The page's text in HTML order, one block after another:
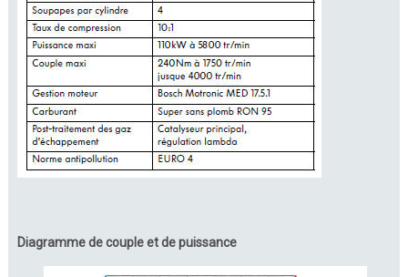
Diagramme de couple et de puissance